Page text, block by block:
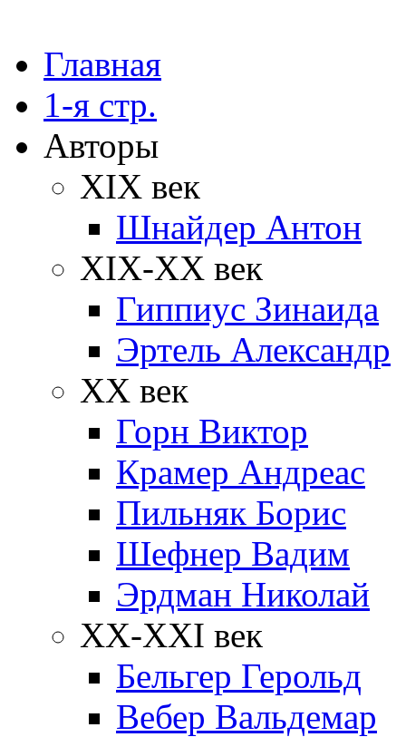
Главная
1-я стр.
Авторы
XIX век
Шнайдер Антон
XIX-XX век
Гиппиус Зинаида
Эртель Александр
XX век
Горн Виктор
Крамер Андреас
Пильняк Борис
Шефнер Вадим
Эрдман Николай
ХХ-XXI век
Бельгер Герольд
Вебер Вальдемар